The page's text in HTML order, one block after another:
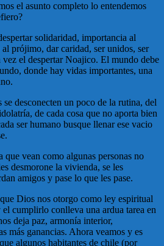
el asunto completo lo entendemos
solidaridad, importancia al
prójimo, dar caridad, ser unidos, ser
el despertar Noajico. El mundo debe
donde hay vidas importantes, una
se desconecten un poco de la rutina, del
de cada cosa que no aporta bien
ser humano busque llenar ese vacio
que vean como algunas personas no
desmorone la vivienda, se les
amigos y pase lo que les pase.
Dios nos otorgo como ley espiritual
cumplirlo conlleva una ardua tarea en
deja paz, armonía interior,
más ganancias. Ahora veamos y es
algunos habitantes de chile (por